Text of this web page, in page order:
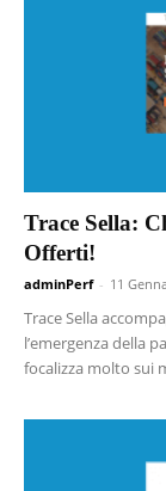
Trace Sella:
Offerti!
adminPerf - 11
Trace Sella
l’emergenza della
focalizza molto sui